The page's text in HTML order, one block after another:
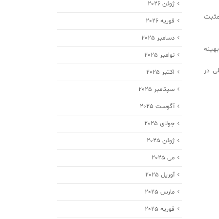
مثبت
در
ژوئن 2026
فوریه 2026
دسامبر 2025
نوامبر 2025
اکتبر 2025
سپتامبر 2025
آگوست 2025
جولای 2025
ژوئن 2025
می 2025
آوریل 2025
مارس 2025
فوریه 2025